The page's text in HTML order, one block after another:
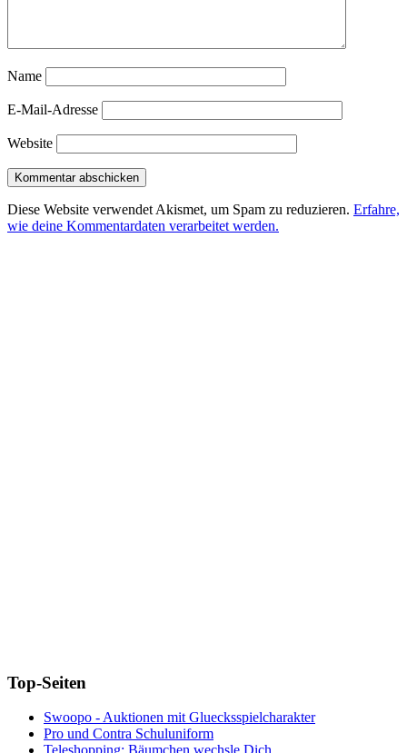
Name
E-Mail-Adresse
Website
Diese Website verwendet Akismet, um Spam zu reduzieren. Erfahre,
wie deine Kommentardaten verarbeitet werden.
Top-Seiten
Swoopo - Auktionen mit Gluecksspielcharakter
Pro und Contra Schuluniform